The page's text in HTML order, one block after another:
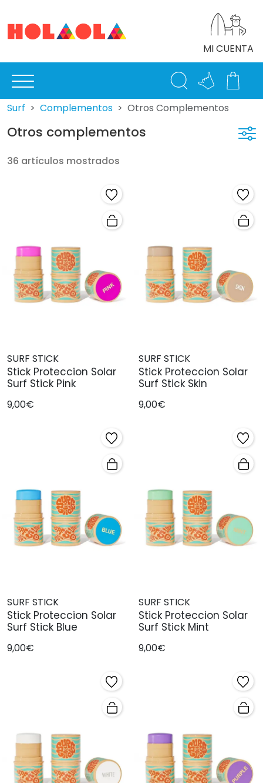
MI CUENTA
Surf Complementos Otros Complementos
Otros complementos
36 artículos mostrados
SURF STICK
Stick Proteccion Solar
Surf Stick Pink
9,00€
SURF STICK
Stick Proteccion Solar
Surf Stick Skin
9,00€
SURF STICK
Stick Proteccion Solar
Surf Stick Blue
9,00€
SURF STICK
Stick Proteccion Solar
Surf Stick Mint
9,00€